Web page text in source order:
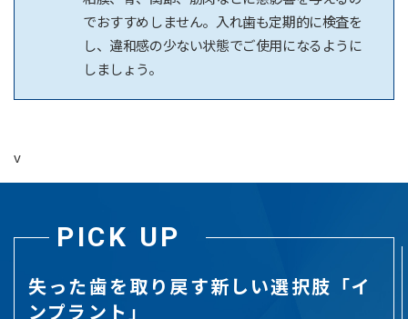
でおすすめしません。入れ歯も定期的に検査を
し、違和感の少ない状態でご使用になるように
しましょう。
v
PICK UP
失った歯を取り戻す新しい選択肢「イ
ンプラント」